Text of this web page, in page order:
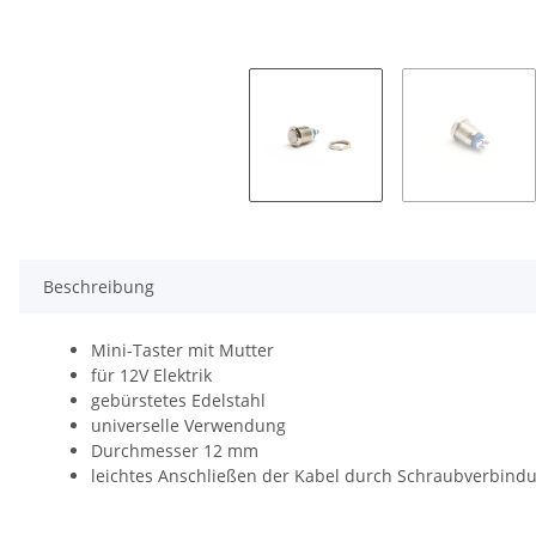
Beschreibung
Mini-Taster mit Mutter
für 12V Elektrik
gebürstetes Edelstahl
universelle Verwendung
Durchmesser 12 mm
leichtes Anschließen der Kabel durch